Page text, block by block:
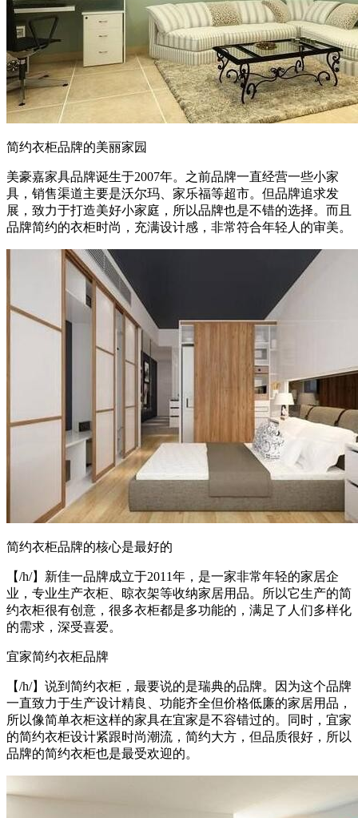
简约衣柜品牌的美丽家园
美豪嘉家具品牌诞生于2007年。之前品牌一直经营一些小家
具，销售渠道主要是沃尔玛、家乐福等超市。但品牌追求发
展，致力于打造美好小家庭，所以品牌也是不错的选择。而且
品牌简约的衣柜时尚，充满设计感，非常符合年轻人的审美。
简约衣柜品牌的核心是最好的
【/h/】新佳一品牌成立于2011年，是一家非常年轻的家居企
业，专业生产衣柜、晾衣架等收纳家居用品。所以它生产的简
约衣柜很有创意，很多衣柜都是多功能的，满足了人们多样化
的需求，深受喜爱。
宜家简约衣柜品牌
【/h/】说到简约衣柜，最要说的是瑞典的品牌。因为这个品牌
一直致力于生产设计精良、功能齐全但价格低廉的家居用品，
所以像简单衣柜这样的家具在宜家是不容错过的。同时，宜家
的简约衣柜设计紧跟时尚潮流，简约大方，但品质很好，所以
品牌的简约衣柜也是最受欢迎的。